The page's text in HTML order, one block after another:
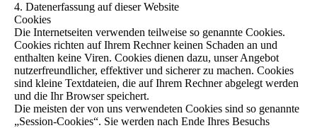
4. Datenerfassung auf dieser Website
Cookies
Die Internetseiten verwenden teilweise so genannte Cookies.
Cookies richten auf Ihrem Rechner keinen Schaden an und
enthalten keine Viren. Cookies dienen dazu, unser Angebot
nutzerfreundlicher, effektiver und sicherer zu machen. Cookies
sind kleine Textdateien, die auf Ihrem Rechner abgelegt werden
und die Ihr Browser speichert.
Die meisten der von uns verwendeten Cookies sind so genannte
„Session-Cookies“. Sie werden nach Ende Ihres Besuchs